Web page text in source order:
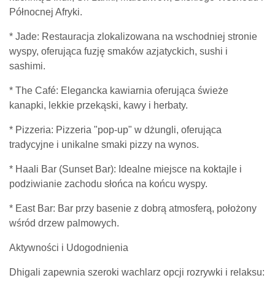
Północnej Afryki.
* Jade: Restauracja zlokalizowana na wschodniej stronie
wyspy, oferująca fuzję smaków azjatyckich, sushi i
sashimi.
* The Café: Elegancka kawiarnia oferująca świeże
kanapki, lekkie przekąski, kawy i herbaty.
* Pizzeria: Pizzeria "pop-up" w dżungli, oferująca
tradycyjne i unikalne smaki pizzy na wynos.
* Haali Bar (Sunset Bar): Idealne miejsce na koktajle i
podziwianie zachodu słońca na końcu wyspy.
* East Bar: Bar przy basenie z dobrą atmosferą, położony
wśród drzew palmowych.
Aktywności i Udogodnienia
Dhigali zapewnia szeroki wachlarz opcji rozrywki i relaksu: